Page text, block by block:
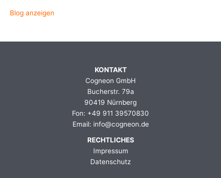
Blog anzeigen
KONTAKT
Cogneon GmbH
Bucherstr. 79a
90419 Nürnberg
Fon: +49 911 39570830
Email: info@cogneon.de
RECHTLICHES
Impressum
Datenschutz